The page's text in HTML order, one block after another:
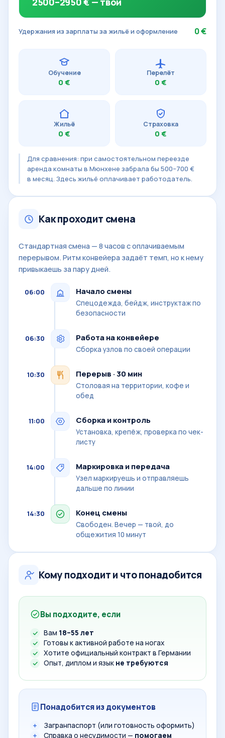
Удержания из зарплаты за жильё и оформление 0 €
Обучение
0 €
Перелёт
0 €
Жильё
0 €
Страховка
0 €
Для сравнения: при самостоятельном переезде
аренда комнаты в Мюнхене забрала бы 500–700 €
в месяц. Здесь жильё оплачивает работодатель.
Как проходит смена
Стандартная смена — 8 часов с оплачиваемым
перерывом. Ритм конвейера задаёт темп, но к нему
привыкаешь за пару дней.
06:00 Начало смены
Спецодежда, бейдж, инструктаж по
безопасности
06:30 Работа на конвейере
Сборка узлов по своей операции
10:30 Перерыв · 30 мин
Столовая на территории, кофе и
обед
11:00 Сборка и контроль
Установка, крепёж, проверка по чек-
листу
14:00 Маркировка и передача
Узел маркируешь и отправляешь
дальше по линии
14:30 Конец смены
Свободен. Вечер — твой, до
общежития 10 минут
Кому подходит и что понадобится
Вы подходите, если
Вам 18–55 лет
Готовы к активной работе на ногах
Хотите официальный контракт в Германии
Опыт, диплом и язык не требуются
Понадобится из документов
Загранпаспорт (или готовность оформить)
Справка о несудимости — помогаем